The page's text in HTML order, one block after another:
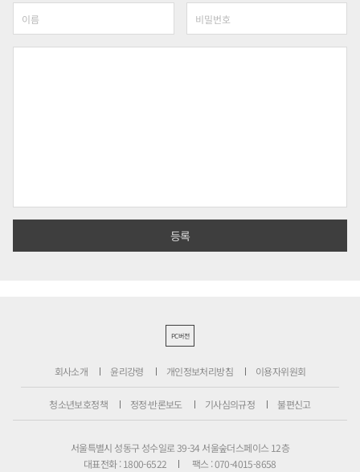
PC버전
회사소개 윤리강령 개인정보처리방침 이용자위원회
청소년보호정책 정정·반론보도 기사심의규정 불편신고
서울특별시 성동구 성수일로 39-34 서울숲더스페이스 12층
대표전화 : 1800-6522
팩스 : 070-4015-8658